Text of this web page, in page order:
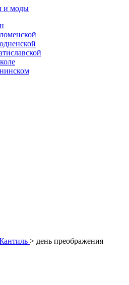
> день преображения